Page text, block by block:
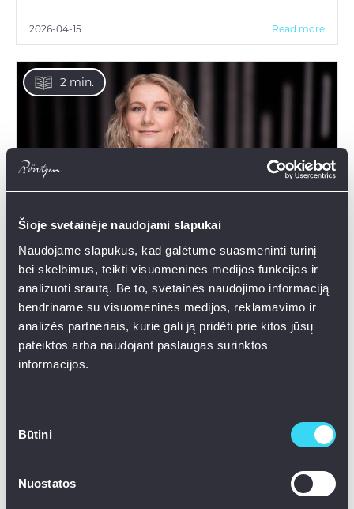
Šioje svetainėje naudojami slapukai
Naudojame slapukus, kad galėtume suasmeninti turinį
bei skelbimus, teikti visuomeninės medijos funkcijas ir
analizuoti srautą. Be to, svetainės naudojimo informaciją
bendriname su visuomeninės medijos, reklamavimo ir
analizės partneriais, kurie gali ją pridėti prie kitos jūsų
pateiktos arba naudojant paslaugas surinktos
informacijos.
pasirinkimas
Būtini
Nuostatos
2026-04-15 Read more
2 min.
Women are rapidly catching up with men
in investing: what is still holding them
back?
2026-03-27 Read more